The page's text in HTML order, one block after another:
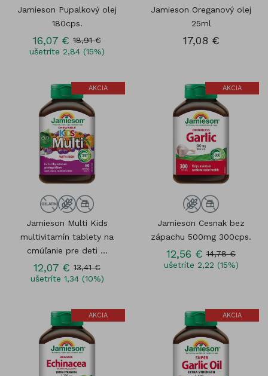
Jamieson Pupalkový olej
180cps.
16,07 € 18,91 €
ušetríte 2,84 (15%)
Jamieson Oreganový olej
25ml
17,08 €
AKCIA
Jamieson Multi Kids
multivitamín tablety na
cmúľanie pre deti ...
12,07 € 13,41 €
ušetríte 1,34 (10%)
AKCIA
Jamieson Cesnak bez
zápachu 500mg 300cps.
12,56 € 14,78 €
ušetríte 2,22 (15%)
AKCIA AKCIA